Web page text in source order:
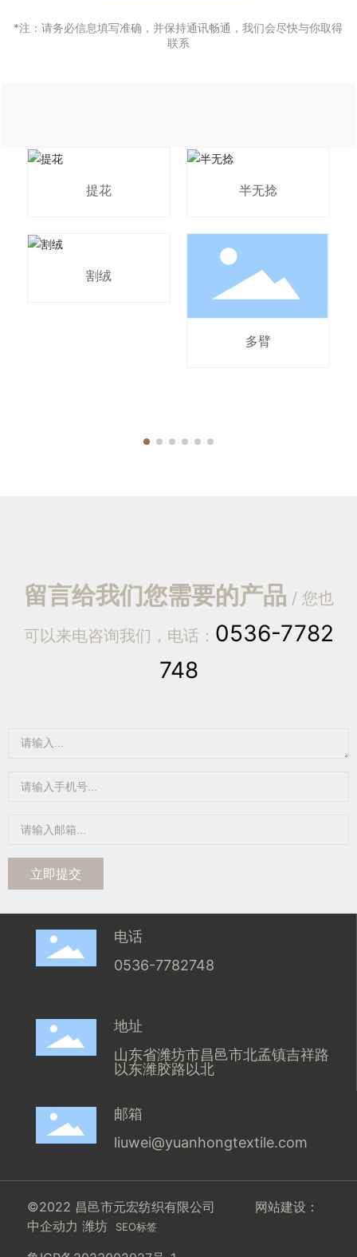
*注：请务必信息填写准确，并保持通讯畅通，我们会尽快与你取得
联系
提花 半无捻
割绒
多臂
留言给我们您需要的产品 / 您也
可以来电咨询我们，电话： 0536-7782
748
立即提交
电话
0536-7782748
地址
山东省潍坊市昌邑市北孟镇吉祥路
以东潍胶路以北
邮箱
liuwei@yuanhongtextile.com
©2022 昌邑市元宏纺织有限公司
网站建设：
中企动力 潍坊 SEO标签